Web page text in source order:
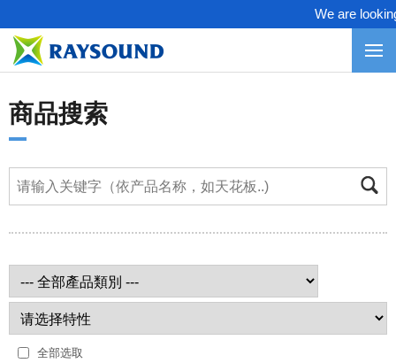
We are
商品搜索
全部选取